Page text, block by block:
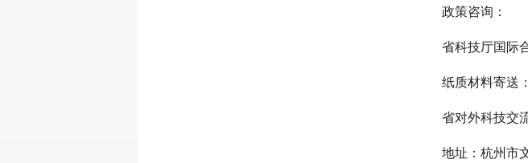
政策咨询：
省科技厅国际
纸质材料寄送：
省对外科技交
地址：杭州市